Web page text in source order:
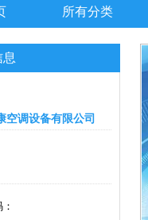
所有分类
空调设备有限公司